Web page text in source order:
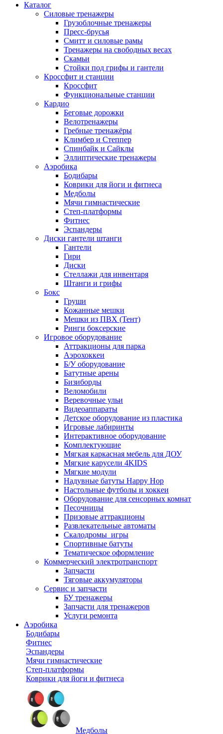
Каталог
Силовые тренажеры
Грузоблочные тренажеры
Пресс-брусья
Смитт и силовые рамы
Тренажеры на свободных весах
Скамьи
Стойки под грифы и гантели
Кроссфит и станции
Кроссфит
Функциональные станции
Кардио
Беговые дорожки
Велотренажеры
Гребные тренажёры
Климбер и Степпер
Спинбайк и Сайклы
Эллиптические тренажеры
Аэробика
Бодибары
Коврики для йоги и фитнеса
Медболы
Мячи гимнастические
Степ-платформы
Фитнес
Эспандеры
Диски гантели штанги
Гантели
Гири
Диски
Стеллажи для инвентаря
Штанги и грифы
Бокс
Груши
Кожанные мешки
Мешки из ПВХ (Тент)
Ринги боксерские
Игровое оборудование
Аттракционы для парка
Аэрохоккеи
Б/У оборудование
Батутные арены
Бизиборды
Веломобили
Веревочные ульи
Видеоаппараты
Детское оборудование из пластика
Игровые лабиринты
Интерактивное оборудование
Комплектующие
Мягкая каркасная мебель для ДОУ
Мягкие карусели 4KIDS
Мягкие модули
Надувные батуты Happy Hop
Настольные футболы и хоккеи
Оборудование для сенсорных комнат
Песочницы
Призовые аттракционы
Развлекательные автоматы
Скалодромы_игры
Спортивные батуты
Тематическое оформление
Коммерческий электротранспорт
Запчасти
Тяговые аккумуляторы
Сервис и запчасти
БУ тренажеры
Запчасти для тренажеров
Услуги ремонта
Аэробика
Бодибары
Фитнес
Эспандеры
Мячи гимнастические
Степ-платформы
Коврики для йоги и фитнеса
Медболы